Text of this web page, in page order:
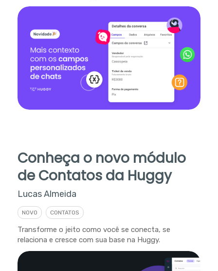
Conheça o novo módulo
de Contatos da Huggy
Lucas Almeida
NOVO CONTATOS
Transforme o jeito como você se conecta, se
relaciona e cresce com sua base na Huggy.